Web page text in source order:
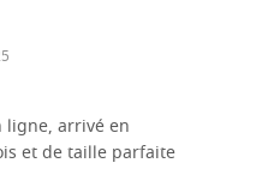
ligne, arrivé en
et de taille parfaite